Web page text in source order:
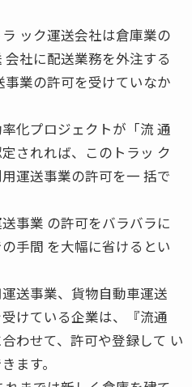
ック運送会社は倉庫業の
社に配送業務を外注する
業の許可を受けていなか
化プロジェクトが「流 通
されれば、このトラッ ク
運送事業の許可を一 括で
事業 の許可をバラバラに
手間 を大幅に省けるとい
送事業、貨物自動車運送
けている企業は、『流通
わせて、許可や登録して い
ます。